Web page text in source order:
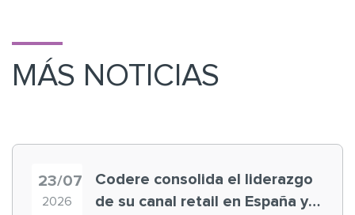
MÁS NOTICIAS
23/07
2026
Codere consolida el liderazgo
de su canal retail en España y